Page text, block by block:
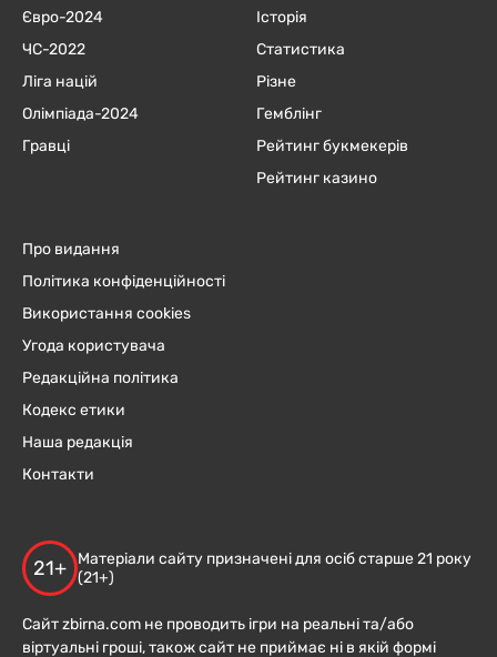
Євро-2024
ЧC-2022
Ліга націй
Олімпіада-2024
Гравці
Історія
Статистика
Різне
Гемблінг
Рейтинг букмекерів
Рейтинг казино
Про видання
Політика конфіденційності
Використання cookies
Угода користувача
Редакційна політика
Кодекс етики
Наша редакція
Контакти
21+
Матеріали сайту призначені для осіб старше 21 року
(21+)
Сайт zbirna.com не проводить ігри на реальні та/або
віртуальні гроші, також сайт не приймає ні в якій формі